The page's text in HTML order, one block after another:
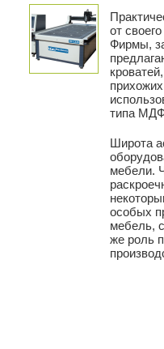
от
Фирмы,
типа
Широта
мебели.
особых
мебель,
же роль